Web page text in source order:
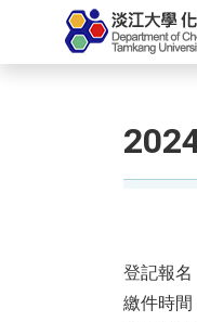
登記報名
繳件時間